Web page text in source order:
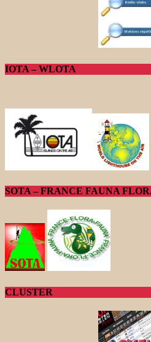
IOTA – WLOTA
SOTA – FRANCE FAUNA
CLUSTER